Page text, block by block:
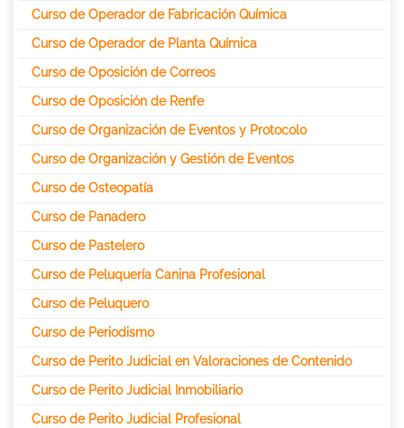
Curso de Operador de Fabricación Química
Curso de Operador de Planta Química
Curso de Oposición de Correos
Curso de Oposición de Renfe
Curso de Organización de Eventos y Protocolo
Curso de Organización y Gestión de Eventos
Curso de Osteopatía
Curso de Panadero
Curso de Pastelero
Curso de Peluquería Canina Profesional
Curso de Peluquero
Curso de Periodismo
Curso de Perito Judicial en Valoraciones de Contenido
Curso de Perito Judicial Inmobiliario
Curso de Perito Judicial Profesional